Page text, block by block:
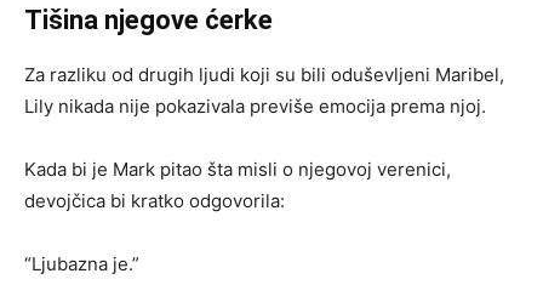
Tišina njegove ćerke
Za razliku od drugih ljudi koji su bili oduševljeni Maribel,
Lily nikada nije pokazivala previše emocija prema njoj.
Kada bi je Mark pitao šta misli o njegovoj verenici,
devojčica bi kratko odgovorila:
“Ljubazna je.”